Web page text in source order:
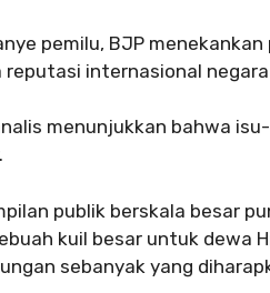
pemilu, BJP
reputasi internasional
menunjukkan bahwa
publik berskala besar
kuil besar untuk dewa
sebanyak yang